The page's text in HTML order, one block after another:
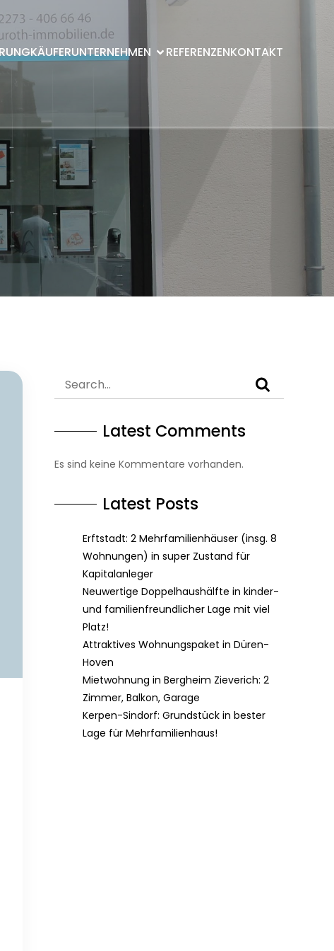
KÄUFERUNTERNEHMEN REFERENZENKONTAKT
Latest Comments
Es sind keine Kommentare vorhanden.
Latest Posts
Erftstadt: 2 Mehrfamilienhäuser (insg. 8
Wohnungen) in super Zustand für
Kapitalanleger
Neuwertige Doppelhaushälfte in kinder-
und familienfreundlicher Lage mit viel
Platz!
Attraktives Wohnungspaket in Düren-
Hoven
Mietwohnung in Bergheim Zieverich: 2
Zimmer, Balkon, Garage
Kerpen-Sindorf: Grundstück in bester
Lage für Mehrfamilienhaus!